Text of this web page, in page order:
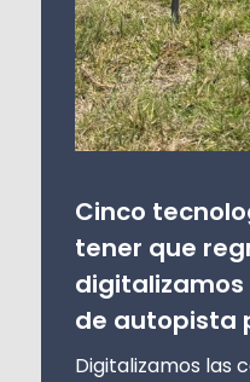
Cinco
tener que
de autopista
Digitalizamos las